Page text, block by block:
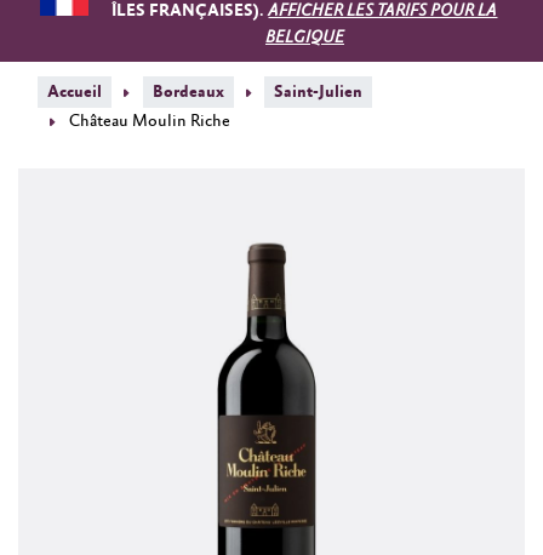
ÎLES FRANÇAISES).AFFICHER LES TARIFS POUR LA
BELGIQUE
Accueil Bordeaux
Saint-Julien
Château Moulin Riche